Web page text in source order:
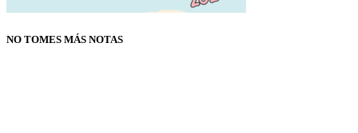
NO TOMES MÁS NOTAS